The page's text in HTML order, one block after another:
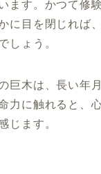
ます。かつて修
に目を閉じれば
しょう。
巨木は、長い年
力に触れると、
じます。